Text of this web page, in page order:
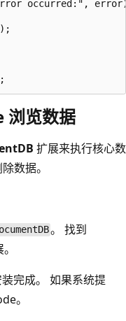
occurred:",
浏览数据
扩展来执行核心数
数据。
。 找到
完成。 如果系统提
。